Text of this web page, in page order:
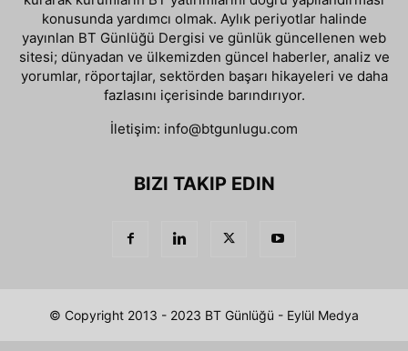
konusunda yardımcı olmak. Aylık periyotlar halinde
yayınlan BT Günlüğü Dergisi ve günlük güncellenen web
sitesi; dünyadan ve ülkemizden güncel haberler, analiz ve
yorumlar, röportajlar, sektörden başarı hikayeleri ve daha
fazlasını içerisinde barındırıyor.
İletişim: info@btgunlugu.com
BIZI TAKIP EDIN
© Copyright 2013 - 2023 BT Günlüğü - Eylül Medya